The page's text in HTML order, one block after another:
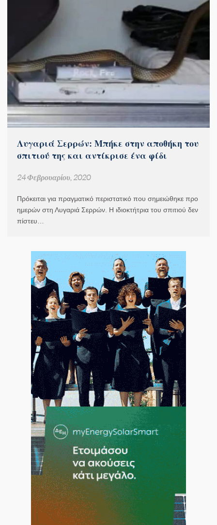
Λυγαριά Σερρών: Μπήκε στην αποθήκη του
σπιτιού της και αντίκρισε ένα φίδι
24 Φεβρουαρίου, 2020
Πρόκειται για πραγματικό περιστατικό που σημειώθηκε προ
ημερών στη Λυγαριά Σερρών. Η ιδιοκτήτρια του σπιτιού δεν
πίστευ…